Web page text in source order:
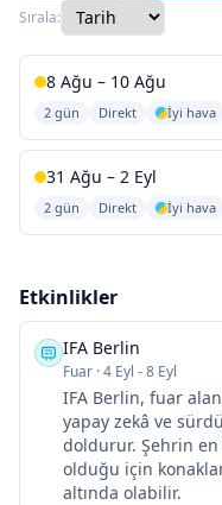
Sırala:
8 Ağu – 10 Ağu
2 gün Direkt İyi hava
31 Ağu – 2 Eyl
2 gün Direkt İyi hava
Etkinlikler
IFA Berlin
Fuar ·4 Eyl - 8 Eyl
IFA Berlin, fuar
yapay zekâ ve
doldurur. Şehrin
olduğu için
altında olabilir.